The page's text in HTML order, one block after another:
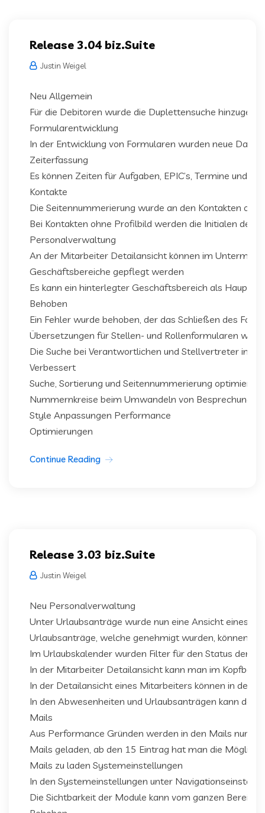
Release 3.04 biz.Suite
Justin Weigel
Neu Allgemein
Für die Debitoren wurde die Duplettensuche
Formularentwicklung
In der Entwicklung von Formularen wurden neue
Zeiterfassung
Es können Zeiten für Aufgaben, EPIC’s, Termine und
Kontakte
Die Seitennummerierung wurde an den Kontakten
Bei Kontakten ohne Profilbild werden die Initialen des
Personalverwaltung
An der Mitarbeiter Detailansicht können im
Geschäftsbereiche gepflegt werden
Es kann ein hinterlegter Geschäftsbereich als
Behoben
Ein Fehler wurde behoben, der das Schließen des
Übersetzungen für Stellen- und Rollenformularen
Die Suche bei Verantwortlichen und Stellvertreter in
Verbessert
Suche, Sortierung und Seitennummerierung optimiert
Nummernkreise beim Umwandeln von Besprechungen
Style Anpassungen Performance
Optimierungen
Continue Reading
Release 3.03 biz.Suite
Justin Weigel
Neu Personalverwaltung
Unter Urlaubsanträge wurde nun eine Ansicht eines
Urlaubsanträge, welche genehmigt wurden, können
Im Urlaubskalender wurden Filter für den Status der
In der Mitarbeiter Detailansicht kann man im
In der Detailansicht eines Mitarbeiters können in der
In den Abwesenheiten und Urlaubsanträgen kann der
Mails
Aus Performance Gründen werden in den Mails nur
Mails geladen, ab den 15 Eintrag hat man die
Mails zu laden Systemeinstellungen
In den Systemeinstellungen unter
Die Sichtbarkeit der Module kann vom ganzen